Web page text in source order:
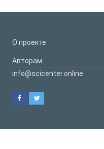
О проекте
Авторам
info@scicenter.online